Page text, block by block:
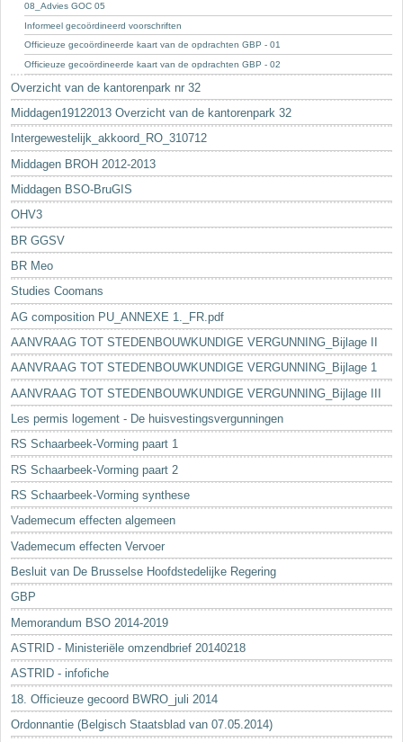
08_Advies GOC 05
Informeel gecoördineerd voorschriften
Officieuze gecoördineerde kaart van de opdrachten GBP - 01
Officieuze gecoördineerde kaart van de opdrachten GBP - 02
Overzicht van de kantorenpark nr 32
Middagen19122013 Overzicht van de kantorenpark 32
Intergewestelijk_akkoord_RO_310712
Middagen BROH 2012-2013
Middagen BSO-BruGIS
OHV3
BR GGSV
BR Meo
Studies Coomans
AG composition PU_ANNEXE 1._FR.pdf
AANVRAAG TOT STEDENBOUWKUNDIGE VERGUNNING_Bijlage II
AANVRAAG TOT STEDENBOUWKUNDIGE VERGUNNING_Bijlage 1
AANVRAAG TOT STEDENBOUWKUNDIGE VERGUNNING_Bijlage III
Les permis logement - De huisvestingsvergunningen
RS Schaarbeek-Vorming paart 1
RS Schaarbeek-Vorming paart 2
RS Schaarbeek-Vorming synthese
Vademecum effecten algemeen
Vademecum effecten Vervoer
Besluit van De Brusselse Hoofdstedelijke Regering
GBP
Memorandum BSO 2014-2019
ASTRID - Ministeriële omzendbrief 20140218
ASTRID - infofiche
18. Officieuze gecoord BWRO_juli 2014
Ordonnantie (Belgisch Staatsblad van 07.05.2014)